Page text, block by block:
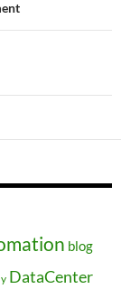
blog
DataCenter